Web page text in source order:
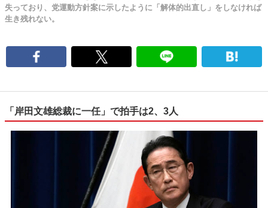
失っており、党運動方針案に示したように「解体的出直し」をしなければ
生き残れない。
「岸田文雄総裁に一任」で拍手は2、3人